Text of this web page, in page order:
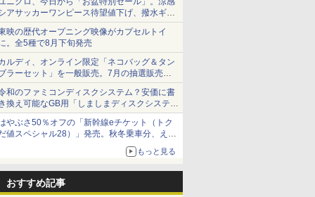
アサッカーワンピース待望値下げ、撥水ギア
ョーツは1990円に
映の歴代オープニング映像がカプセルトイ
。全5種で8月下旬発売
ルディ、オンライン限定「ネコバッグ＆タン
ラーセット」を一般販売。7月の抽選販売の
選無効分
和のファミコンディスクシステム？安価に書
換え可能なGB用「しましまディスクシステ
」
やぶさ50％オフの「新幹線eチケット（トク
値スペシャル28）」発売。秋冬乗車分、えき
もっと見る
おすすめ記事